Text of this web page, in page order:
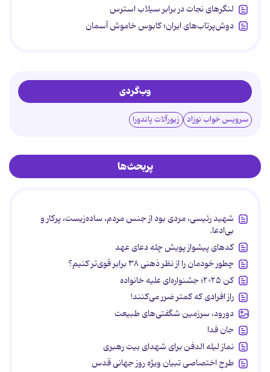
لنگرهای نجات در برابر سیلاب استرس
دوش‌پرتاب‌های ایران؛ کابوس خاموش آسمان
وب‌گردی
سرویس خواب نوزاد زیورآلات پاندورا
پربحث‌ها
شهید رئیسی، مردی بود از جنس مردم، ساده‌زیست، پرکار و
بی‌ادعا.
کدهای پیشواز پویش چله دعای عهد
چطور خودمان را از نظر ذهنی ۳۸ برابر قوی‌تر کنیم؟
کن ۲۰۲۵؛ جشنواره‌ای علیه خانواده
راز افرادی که کمتر ضرر می‌کنند!
دورود، سرزمین شگفتی‌های طبیعت
جان فدا
نماز لیله الدفن برای شهدای بیت رهبری
طرح اختصاصی تبیان ویژه روز جهانی قدس